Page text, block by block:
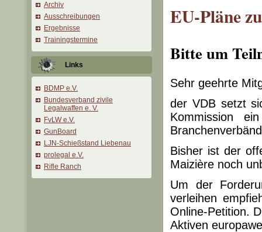
Archiv
Ausschreibungen
Ergebnisse
Trainingstermine
Links
BDMP e.V.
Bundesverband zivile
Legalwaffen e. V.
FvLW e.V.
GunBoard
LJN-Schießstand Liebenau
prolegal e.V.
Rifle Ranch
EU-Pläne
Bitte um
Sehr geehrte
der VDB setzt
Kommission
Bisher ist der
Maizière noch
Um der
verleihen
Online-Petition.
Aktiven